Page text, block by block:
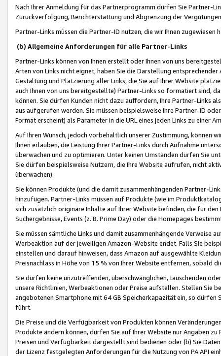
Nach Ihrer Anmeldung für das Partnerprogramm dürfen Sie Partner-
Zurückverfolgung, Berichterstattung und Abgrenzung der
Partner-Links müssen die Partner-ID nutzen, die wir Ihnen zugewiesen
(b) Allgemeine Anforderungen für alle Partner-Links
Partner-Links können von Ihnen erstellt oder Ihnen von uns
Arten von Links nicht eignet, haben Sie die Darstellung
Gestaltung und Platzierung aller Links, die Sie auf Ihrer Website
auch Ihnen von uns bereitgestellte) Partner-Links so formatiert sind,
können. Sie dürfen Kunden nicht dazu auffordern, Ihre Partner-Links
aus aufgerufen werden. Sie müssen beispielsweise Ihre Partner-ID
Format erscheint) als Parameter in die URL eines jeden Links zu einer
Auf Ihren Wunsch, jedoch vorbehaltlich unserer Zustimmung, können
Ihnen erlauben, die Leistung Ihrer Partner-Links durch Aufnahme
überwachen und zu optimieren. Unter keinen Umständen dürfen Sie
Sie dürfen beispielsweise Nutzern, die Ihre Website aufrufen, nicht
überwachen).
Sie können Produkte (und die damit zusammenhängenden Partner-
hinzufügen. Partner-Links müssen auf Produkte (wie im
sich zusätzlich originäre Inhalte auf Ihrer Website befinden, die für
Suchergebnisse, Events (z. B. Prime Day) oder die Homepages
Sie müssen sämtliche Links und damit zusammenhängende
Werbeaktion auf der jeweiligen Amazon-Website endet. Falls Sie
einstellen und darauf hinweisen, dass Amazon auf ausgewählte
Preisnachlass in Höhe von 15 % von Ihrer Website entfernen, sobald
Sie dürfen keine unzutreffenden, überschwänglichen, täuschenden
unsere Richtlinien, Werbeaktionen oder Preise aufstellen. Stellen Sie
angebotenen Smartphone mit 64 GB Speicherkapazität ein, so dürfen
führt.
Die Preise und die Verfügbarkeit von Produkten können
Produkte ändern können, dürfen Sie auf Ihrer Website nur Angaben
Preisen und Verfügbarkeit dargestellt sind bedienen oder (b) Sie
der Lizenz festgelegten Anforderungen für die Nutzung von PA API